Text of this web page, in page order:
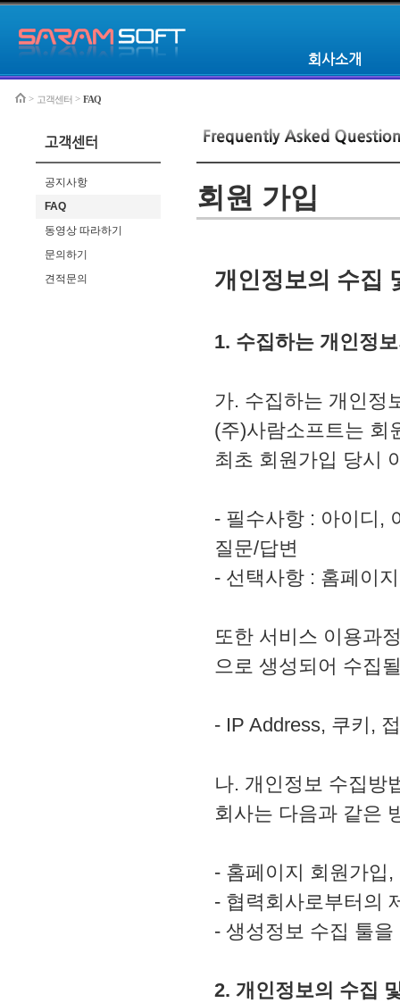
회사소개
Home
> 고객센터 > FAQ
고객센터
공지사항
FAQ
동영상 따라하기
문의하기
견적문의
회원 가입
개인정보의 수집
1. 수집하는 개인정
가. 수집하는 개인정
(주)사람소프트는 회
최초 회원가입 당시
- 필수사항 : 아이디,
질문/답변
- 선택사항 : 홈페이
또한 서비스 이용과
으로 생성되어 수집
- IP Address, 쿠키,
나. 개인정보 수집방
회사는 다음과 같은
- 홈페이지 회원가입
- 협력회사로부터의
- 생성정보 수집 툴을
2. 개인정보의 수집